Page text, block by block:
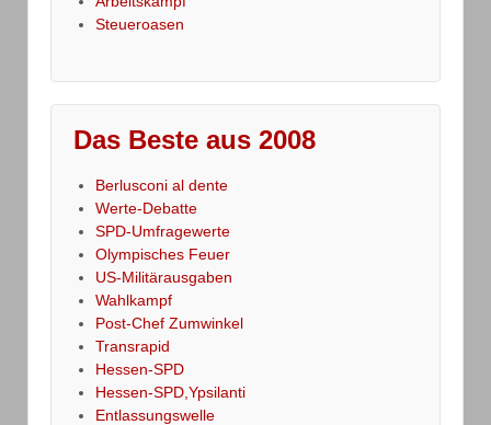
Steueroasen
Das Beste aus 2008
Berlusconi al dente
Werte-Debatte
SPD-Umfragewerte
Olympisches Feuer
US-Militärausgaben
Wahlkampf
Post-Chef Zumwinkel
Transrapid
Hessen-SPD
Hessen-SPD,Ypsilanti
Entlassungswelle